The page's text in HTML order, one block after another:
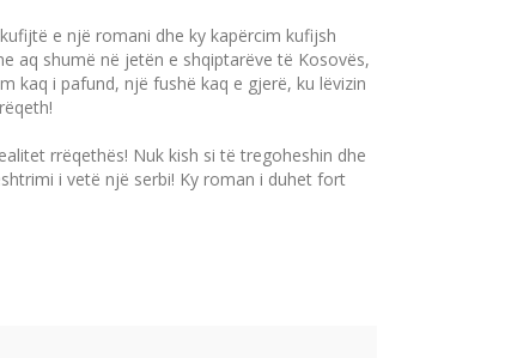
e një ro­ma­ni dhe ky kapërcim kufijsh
aq shumë në jetën e shqiptarëve të Kosovës,
kaq i pafund, një fushë kaq e gjerë, ku lëvizin
rrëqethës! Nuk kish si të tregoheshin dhe
i vetë një serbi! Ky roman i duhet fort